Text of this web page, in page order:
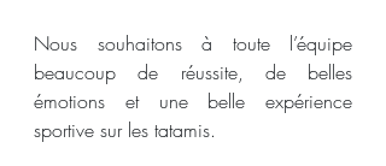
Nous souhaitons à toute l’équipe
beaucoup de réussite, de belles
émotions et une belle expérience
sportive sur les tatamis.